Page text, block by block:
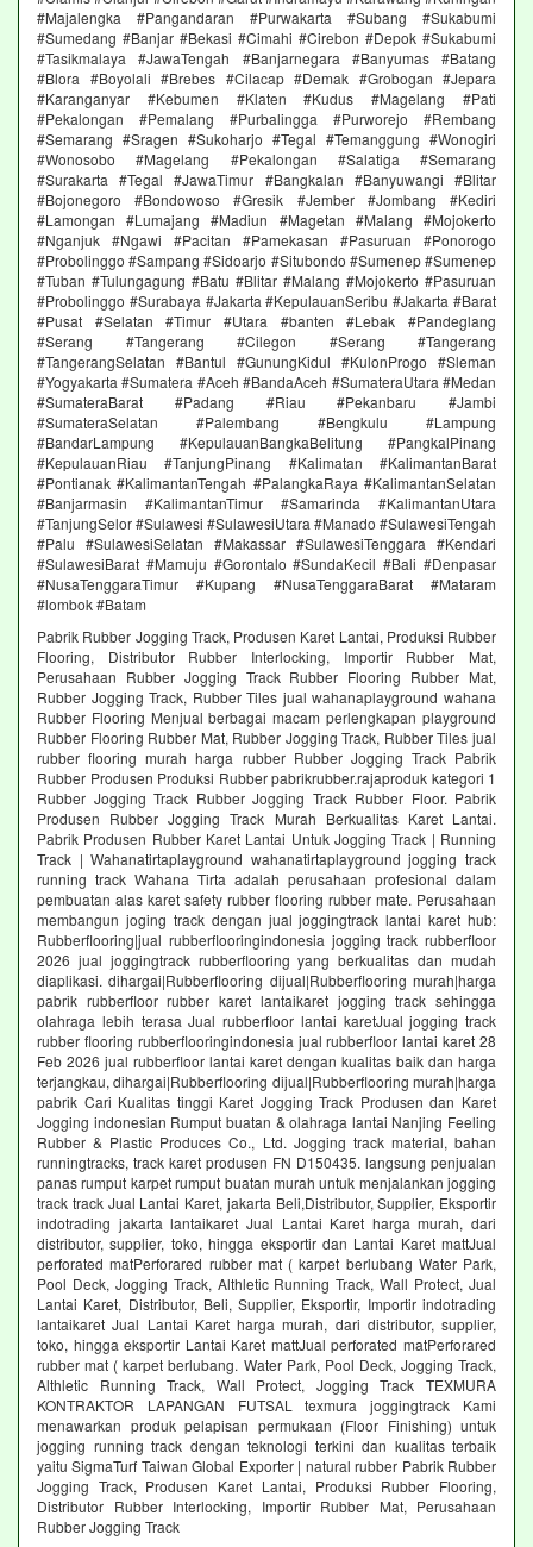
#Majalengka #Pangandaran #Purwakarta #Subang #Sukabumi
#Sumedang #Banjar #Bekasi #Cimahi #Cirebon #Depok #Sukabumi
#Tasikmalaya #JawaTengah #Banjarnegara #Banyumas #Batang
#Blora #Boyolali #Brebes #Cilacap #Demak #Grobogan #Jepara
#Karanganyar #Kebumen #Klaten #Kudus #Magelang #Pati
#Pekalongan #Pemalang #Purbalingga #Purworejo #Rembang
#Semarang #Sragen #Sukoharjo #Tegal #Temanggung #Wonogiri
#Wonosobo #Magelang #Pekalongan #Salatiga #Semarang
#Surakarta #Tegal #JawaTimur #Bangkalan #Banyuwangi #Blitar
#Bojonegoro #Bondowoso #Gresik #Jember #Jombang #Kediri
#Lamongan #Lumajang #Madiun #Magetan #Malang #Mojokerto
#Nganjuk #Ngawi #Pacitan #Pamekasan #Pasuruan #Ponorogo
#Probolinggo #Sampang #Sidoarjo #Situbondo #Sumenep #Sumenep
#Tuban #Tulungagung #Batu #Blitar #Malang #Mojokerto #Pasuruan
#Probolinggo #Surabaya #Jakarta #KepulauanSeribu #Jakarta #Barat
#Pusat #Selatan #Timur #Utara #banten #Lebak #Pandeglang
#Serang #Tangerang #Cilegon #Serang #Tangerang
#TangerangSelatan #Bantul #GunungKidul #KulonProgo #Sleman
#Yogyakarta #Sumatera #Aceh #BandaAceh #SumateraUtara #Medan
#SumateraBarat #Padang #Riau #Pekanbaru #Jambi
#SumateraSelatan #Palembang #Bengkulu #Lampung
#BandarLampung #KepulauanBangkaBelitung #PangkalPinang
#KepulauanRiau #TanjungPinang #Kalimatan #KalimantanBarat
#Pontianak #KalimantanTengah #PalangkaRaya #KalimantanSelatan
#Banjarmasin #KalimantanTimur #Samarinda #KalimantanUtara
#TanjungSelor #Sulawesi #SulawesiUtara #Manado #SulawesiTengah
#Palu #SulawesiSelatan #Makassar #SulawesiTenggara #Kendari
#SulawesiBarat #Mamuju #Gorontalo #SundaKecil #Bali #Denpasar
#NusaTenggaraTimur #Kupang #NusaTenggaraBarat #Mataram
#lombok #Batam
Pabrik Rubber Jogging Track, Produsen Karet Lantai, Produksi Rubber
Flooring, Distributor Rubber Interlocking, Importir Rubber Mat,
Perusahaan Rubber Jogging Track Rubber Flooring Rubber Mat,
Rubber Jogging Track, Rubber Tiles jual wahanaplayground wahana
Rubber Flooring Menjual berbagai macam perlengkapan playground
Rubber Flooring Rubber Mat, Rubber Jogging Track, Rubber Tiles jual
rubber flooring murah harga rubber Rubber Jogging Track Pabrik
Rubber Produsen Produksi Rubber pabrikrubber.rajaproduk kategori 1
Rubber Jogging Track Rubber Jogging Track Rubber Floor. Pabrik
Produsen Rubber Jogging Track Murah Berkualitas Karet Lantai.
Pabrik Produsen Rubber Karet Lantai Untuk Jogging Track | Running
Track | Wahanatirtaplayground wahanatirtaplayground jogging track
running track Wahana Tirta adalah perusahaan profesional dalam
pembuatan alas karet safety rubber flooring rubber mate. Perusahaan
membangun joging track dengan jual joggingtrack lantai karet hub:
Rubberflooring|jual rubberflooringindonesia jogging track rubberfloor
2026 jual joggingtrack rubberflooring yang berkualitas dan mudah
diaplikasi. dihargai|Rubberflooring dijual|Rubberflooring murah|harga
pabrik rubberfloor rubber karet lantaikaret jogging track sehingga
olahraga lebih terasa Jual rubberfloor lantai karetJual jogging track
rubber flooring rubberflooringindonesia jual rubberfloor lantai karet 28
Feb 2026 jual rubberfloor lantai karet dengan kualitas baik dan harga
terjangkau, dihargai|Rubberflooring dijual|Rubberflooring murah|harga
pabrik Cari Kualitas tinggi Karet Jogging Track Produsen dan Karet
Jogging indonesian Rumput buatan & olahraga lantai Nanjing Feeling
Rubber & Plastic Produces Co., Ltd. Jogging track material, bahan
runningtracks, track karet produsen FN D150435. langsung penjualan
panas rumput karpet rumput buatan murah untuk menjalankan jogging
track track Jual Lantai Karet, jakarta Beli,Distributor, Supplier, Eksportir
indotrading jakarta lantaikaret Jual Lantai Karet harga murah, dari
distributor, supplier, toko, hingga eksportir dan Lantai Karet mattJual
perforated matPerforared rubber mat ( karpet berlubang Water Park,
Pool Deck, Jogging Track, Althletic Running Track, Wall Protect, Jual
Lantai Karet, Distributor, Beli, Supplier, Eksportir, Importir indotrading
lantaikaret Jual Lantai Karet harga murah, dari distributor, supplier,
toko, hingga eksportir Lantai Karet mattJual perforated matPerforared
rubber mat ( karpet berlubang. Water Park, Pool Deck, Jogging Track,
Althletic Running Track, Wall Protect, Jogging Track TEXMURA
KONTRAKTOR LAPANGAN FUTSAL texmura joggingtrack Kami
menawarkan produk pelapisan permukaan (Floor Finishing) untuk
jogging running track dengan teknologi terkini dan kualitas terbaik
yaitu SigmaTurf Taiwan Global Exporter | natural rubber Pabrik Rubber
Jogging Track, Produsen Karet Lantai, Produksi Rubber Flooring,
Distributor Rubber Interlocking, Importir Rubber Mat, Perusahaan
Rubber Jogging Track